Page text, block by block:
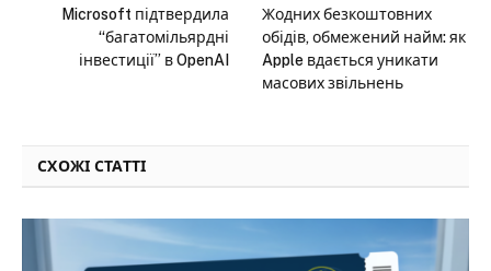
Microsoft підтвердила
“багатомільярдні
інвестиції” в OpenAI
Жодних безкоштовних
обідів, обмежений найм: як
Apple вдається уникати
масових звільнень
СХОЖІ СТАТТІ